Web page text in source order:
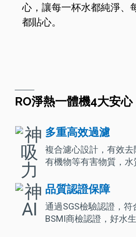
心，讓每一杯水都純淨、
都貼心。
RO淨熱一體機4大安心
多重高效過濾
複合濾心設計，有效去
有機物等有害物質，水
品質認證保障
通過SGS檢驗認證，
BSMI商檢認證，好水